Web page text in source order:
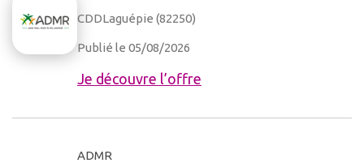
CDDLaguépie (82250)
Publié le 05/08/2026
Je découvre l’offre
ADMR